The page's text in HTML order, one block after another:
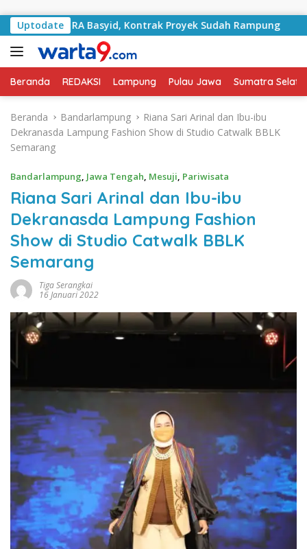
Uptodate
RA Basyid, Kontrak Proyek Sudah Rampung Bulan
Beranda REDAKSI Lampung Pulau Jawa Sumatra
Beranda Bandarlampung
Riana Sari Arinal dan Ibu-ibu
Dekranasda Lampung Fashion Show di Studio Catwalk BBLK
Semarang
Bandarlampung, Jawa Tengah, Mesuji, Pariwisata
Riana Sari Arinal dan Ibu-ibu
Dekranasda Lampung Fashion
Show di Studio Catwalk BBLK
Semarang
Tiga Serangkai
16 Januari 2022